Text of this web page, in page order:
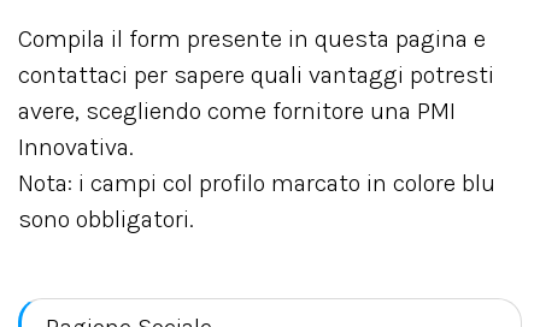
Compila il form presente in questa pagina e
contattaci per sapere quali vantaggi potresti
avere, scegliendo come fornitore una PMI
Innovativa.
Nota: i campi col profilo marcato in colore blu
sono obbligatori.